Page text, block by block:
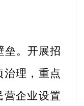
。 开展招
理，重点
营企业设置